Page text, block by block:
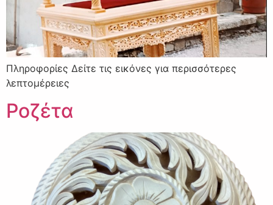
Πληροφορίες Δείτε τις εικόνες για περισσότερες
λεπτομέρειες
Ροζέτα